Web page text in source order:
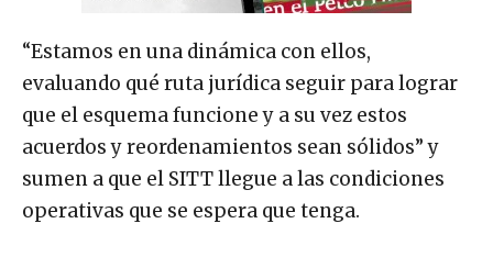
“Estamos en una dinámica con ellos,
evaluando qué ruta jurídica seguir para lograr
que el esquema funcione y a su vez estos
acuerdos y reordenamientos sean sólidos” y
sumen a que el SITT llegue a las condiciones
operativas que se espera que tenga.